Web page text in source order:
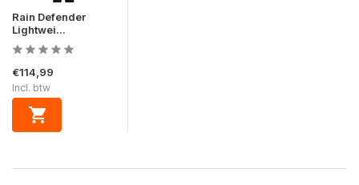
Rain Defender
Lightwei...
€114,99
Incl. btw